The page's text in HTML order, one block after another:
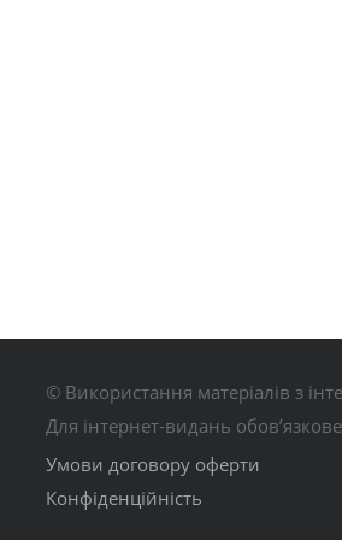
© Використання матеріалів з
Для інтернет-видань
Умови договору оферти
Конфіденційність